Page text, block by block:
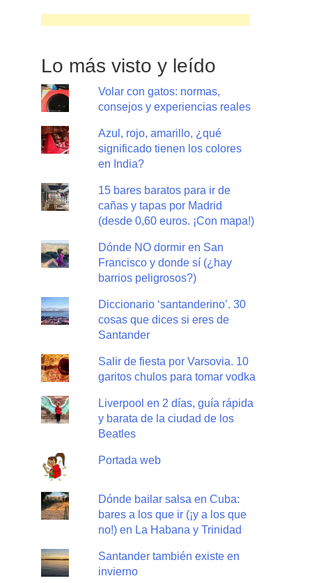
Lo más visto y leído
Volar con gatos: normas,
consejos y experiencias reales
Azul, rojo, amarillo, ¿qué
significado tienen los colores
en India?
15 bares baratos para ir de
cañas y tapas por Madrid
(desde 0,60 euros. ¡Con mapa!)
Dónde NO dormir en San
Francisco y donde sí (¿hay
barrios peligrosos?)
Diccionario ‘santanderino’. 30
cosas que dices si eres de
Santander
Salir de fiesta por Varsovia. 10
garitos chulos para tomar vodka
Liverpool en 2 días, guía rápida
y barata de la ciudad de los
Beatles
Portada web
Dónde bailar salsa en Cuba:
bares a los que ir (¡y a los que
no!) en La Habana y Trinidad
Santander también existe en
invierno